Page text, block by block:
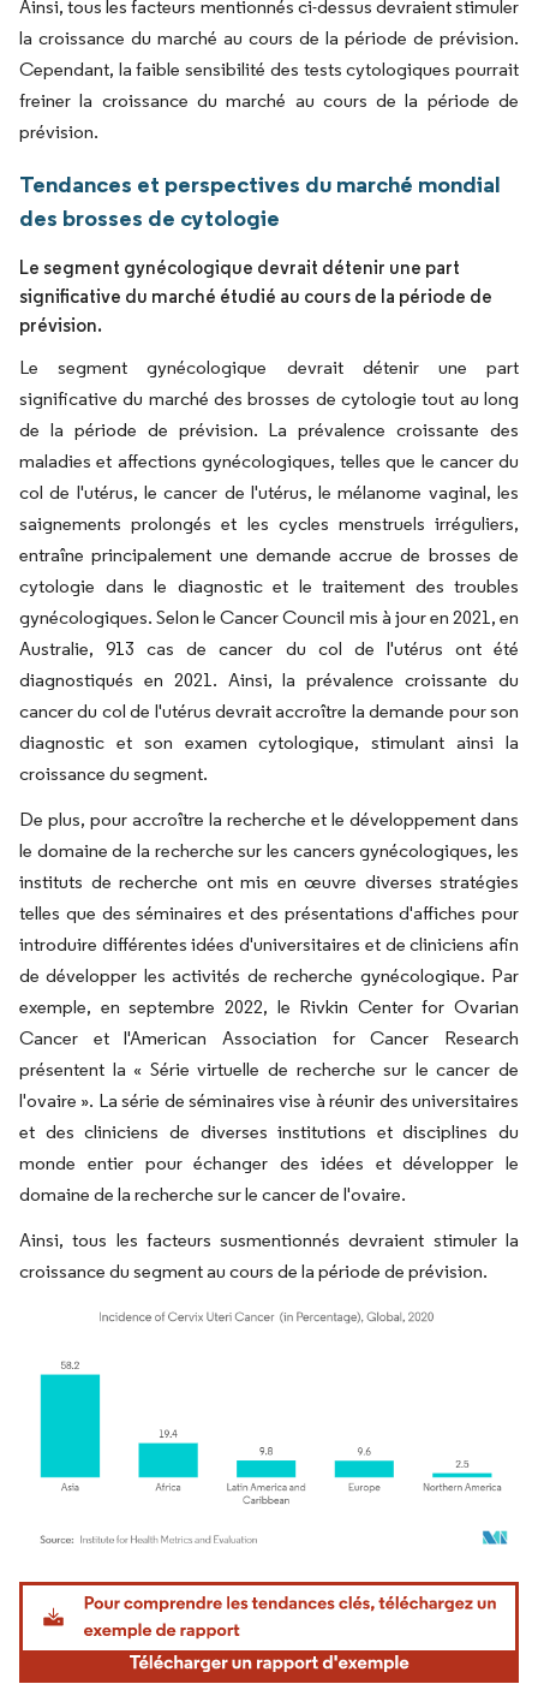
Ainsi, tous les facteurs mentionnés ci-dessus devraient stimuler
la croissance du marché au cours de la période de prévision.
Cependant, la faible sensibilité des tests cytologiques pourrait
freiner la croissance du marché au cours de la période de
prévision.
Tendances et perspectives du marché mondial
des brosses de cytologie
Le segment gynécologique devrait détenir une part
significative du marché étudié au cours de la période de
prévision.
Le segment gynécologique devrait détenir une part
significative du marché des brosses de cytologie tout au long
de la période de prévision. La prévalence croissante des
maladies et affections gynécologiques, telles que le cancer du
col de l'utérus, le cancer de l'utérus, le mélanome vaginal, les
saignements prolongés et les cycles menstruels irréguliers,
entraîne principalement une demande accrue de brosses de
cytologie dans le diagnostic et le traitement des troubles
gynécologiques. Selon le Cancer Council mis à jour en 2021, en
Australie, 913 cas de cancer du col de l'utérus ont été
diagnostiqués en 2021. Ainsi, la prévalence croissante du
cancer du col de l'utérus devrait accroître la demande pour son
diagnostic et son examen cytologique, stimulant ainsi la
croissance du segment.
De plus, pour accroître la recherche et le développement dans
le domaine de la recherche sur les cancers gynécologiques, les
instituts de recherche ont mis en œuvre diverses stratégies
telles que des séminaires et des présentations d'affiches pour
introduire différentes idées d'universitaires et de cliniciens afin
de développer les activités de recherche gynécologique. Par
exemple, en septembre 2022, le Rivkin Center for Ovarian
Cancer et l'American Association for Cancer Research
présentent la « Série virtuelle de recherche sur le cancer de
l'ovaire ». La série de séminaires vise à réunir des universitaires
et des cliniciens de diverses institutions et disciplines du
monde entier pour échanger des idées et développer le
domaine de la recherche sur le cancer de l'ovaire.
Ainsi, tous les facteurs susmentionnés devraient stimuler la
croissance du segment au cours de la période de prévision.
Image © Mordor Intelligence. La réutilisation nécessite une attribution sous CC BY